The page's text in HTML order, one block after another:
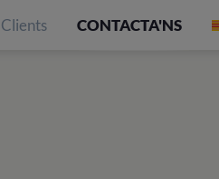
Clients CONTACTA'NS